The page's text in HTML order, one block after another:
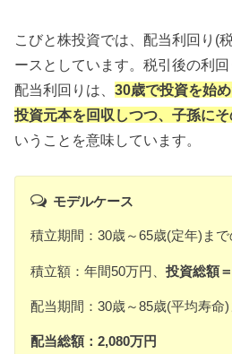
こびと株投資では、配当利回り(
ースとしています。税引後の利
配当利回りは、30歳で投資を始
投資元本を回収しつつ、子孫に
いうことを意味しています。
モデルケース
積立期間：30歳～65歳(定年)まで
積立額：年間50万円、投資総額
配当期間：30歳～85歳(平均寿命
配当総額：2,080万円